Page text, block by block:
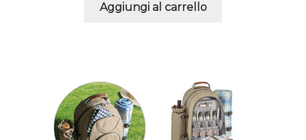
Aggiungi al carrello